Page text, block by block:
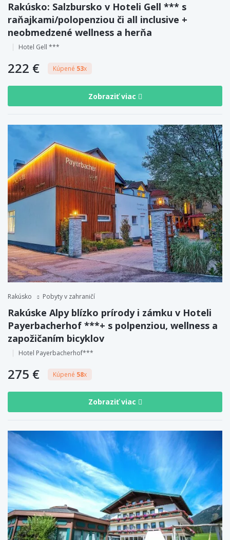
Rakúsko: Salzbursko v Hoteli Gell *** s
raňajkami/polopenziou či all inclusive +
neobmedzené wellness a herňa
Hotel Gell ***
222 € Kúpené 53x
Zobraziť viac
Rakúsko Pobyty v zahraničí
Rakúske Alpy blízko prírody i zámku v Hoteli
Payerbacherhof ***+ s polpenziou, wellness a
zapožičaním bicyklov
Hotel Payerbacherhof***
275 € Kúpené 58x
Zobraziť viac